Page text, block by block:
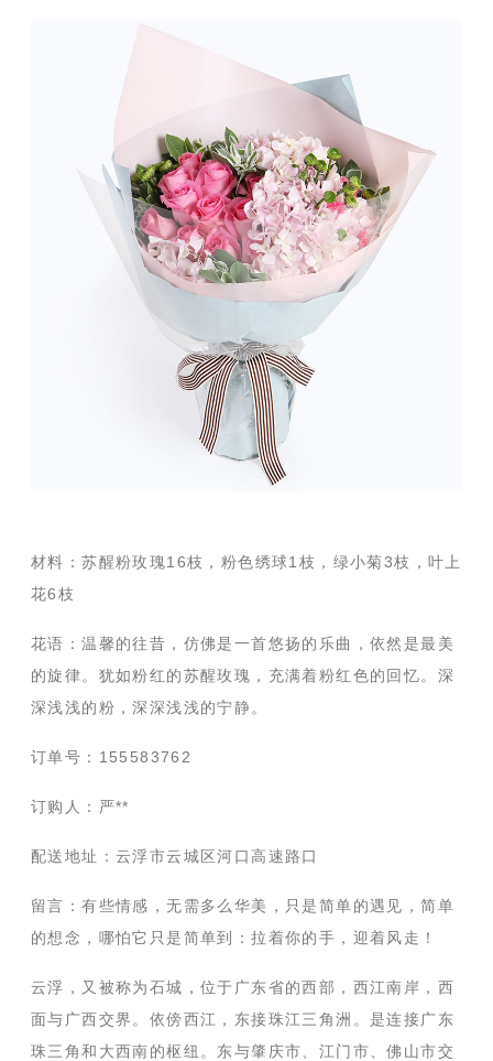
材料：苏醒粉玫瑰16枝，粉色绣球1枝，绿小菊3枝，叶上
花6枝
花语：温馨的往昔，仿佛是一首悠扬的乐曲，依然是最美
的旋律。犹如粉红的苏醒玫瑰，充满着粉红色的回忆。深
深浅浅的粉，深深浅浅的宁静。
订单号：155583762
订购人：严**
配送地址：云浮市云城区河口高速路口
留言：有些情感，无需多么华美，只是简单的遇见，简单
的想念，哪怕它只是简单到：拉着你的手，迎着风走！
云浮，又被称为石城，位于广东省的西部，西江南岸，西
面与广西交界。依傍西江，东接珠江三角洲。是连接广东
珠三角和大西南的枢纽。东与肇庆市、江门市、佛山市交